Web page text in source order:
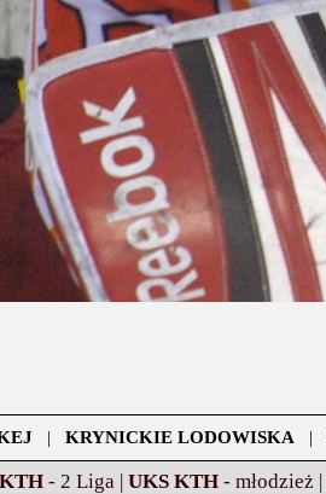
| KRYNICKIE LODOWISKA |
- 2 Liga | UKS KTH - młodzież |